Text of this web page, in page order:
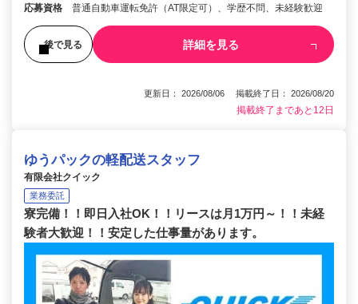
応募資格 普通自動車運転免許（AT限定可）、学歴不問、未経験歓迎
後で見る 詳細を見る
更新日： 2026/08/06 掲載終了日： 2026/08/20
掲載終了まであと12日
ゆうパックの軽配送スタッフ
有限会社クイック
業務委託
寮完備！！即日入社OK！！リースは月1万円～！！未経
験者大歓迎！！安定した仕事量があります。